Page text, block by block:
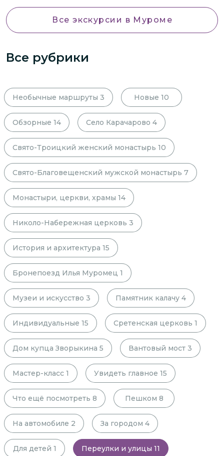
Все экскурсии в Муроме
Все рубрики
Необычные маршруты 3 Новые 10
Обзорные 14 Село Карачарово 4
Свято-Троицкий женский монастырь 10
Свято-Благовещенский мужской монастырь 7
Монастыри, церкви, храмы 14
Николо-Набережная церковь 3
История и архитектура 15
Бронепоезд Илья Муромец 1
Музеи и искусство 3 Памятник калачу 4
Индивидуальные 15 Сретенская церковь 1
Дом купца Зворыкина 5 Вантовый мост 3
Мастер-класс 1 Увидеть главное 15
Что ещё посмотреть 8 Пешком 8
На автомобиле 2 За городом 4
Для детей 1 Переулки и улицы 11